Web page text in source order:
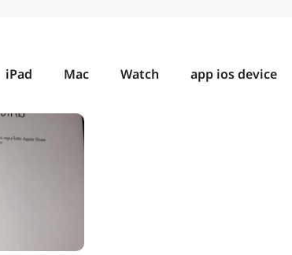
iPad Mac Watch app ios device